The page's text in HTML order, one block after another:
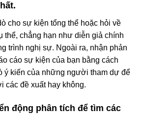
cho sự kiện tổng thể hoặc hỏi về
thể, chẳng hạn như diễn giả chính
trình nghị sự. Ngoài ra, nhận phản
cáo sự kiện của bạn bằng cách
ý kiến của những người tham dự để
các đề xuất hay không.
động phân tích để tìm các